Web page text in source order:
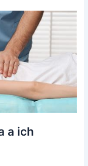
a ich